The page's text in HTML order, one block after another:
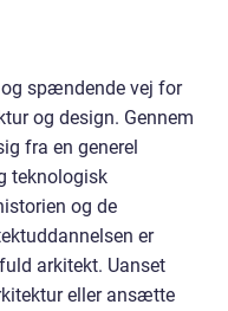
spændende vej for
og design. Gennem
fra en generel
teknologisk
og de
er
arkitekt. Uanset
eller ansætte